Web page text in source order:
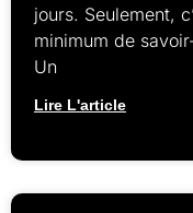
jours. Seulement,
minimum de
Un
Lire L'article